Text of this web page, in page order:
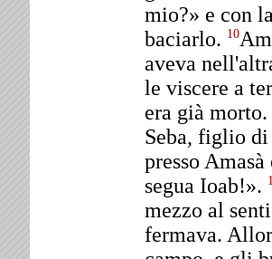
mio?» e con
baciarlo. 10
aveva
le viscere a
era già
Seba, figlio
presso
segua Ioab!».
mezzo al
fermava.